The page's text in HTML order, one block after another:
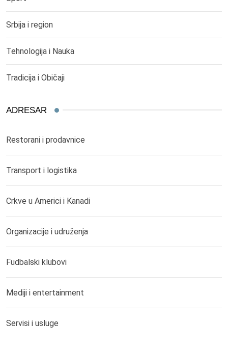
Srbija i region
Tehnologija i Nauka
Tradicija i Običaji
ADRESAR
Restorani i prodavnice
Transport i logistika
Crkve u Americi i Kanadi
Organizacije i udruženja
Fudbalski klubovi
Mediji i entertainment
Servisi i usluge